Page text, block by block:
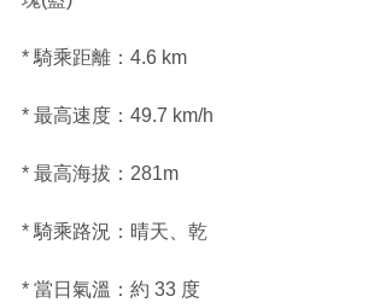
* 騎乘距離：4.6 km
* 最高速度：49.7 km/h
* 最高海拔：281m
* 騎乘路況：晴天、乾
* 當日氣溫：約 33 度